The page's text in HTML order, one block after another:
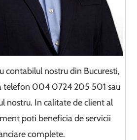
contabilul nostru din Bucuresti,
telefon 004 0724 205 501 sau
nostru. In calitate de client al
poti beneficia de servicii
complete.